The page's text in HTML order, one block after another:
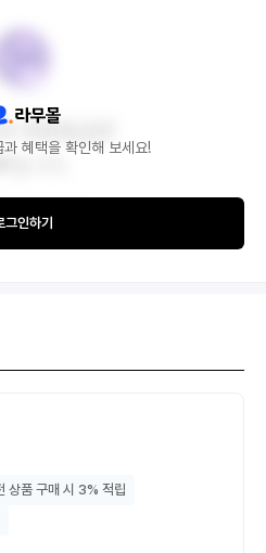
과 혜택을 확인해 보세요!
그인하기
상품 구매 시 3% 적립